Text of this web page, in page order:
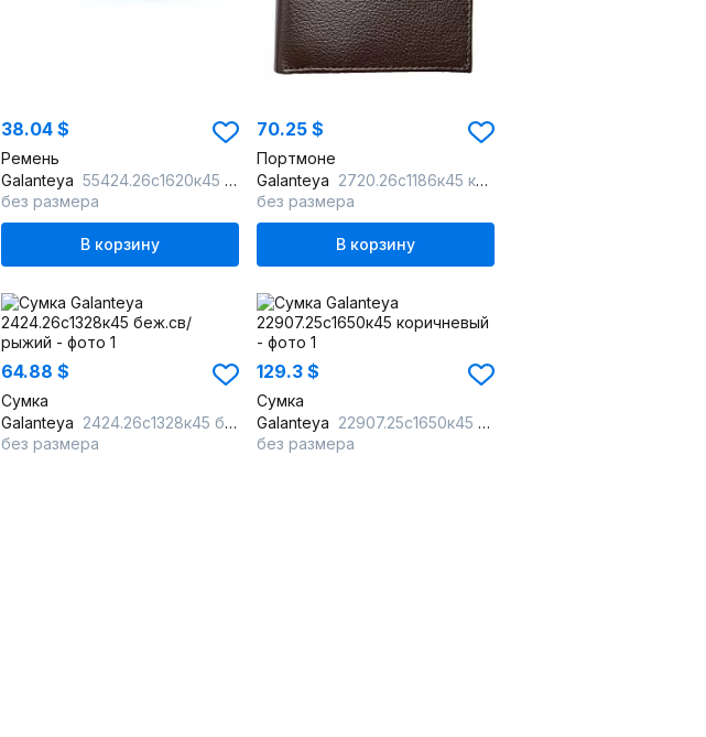
38.04 $
Ремень
Galanteya 55424.26с1620к45 2р серкор/кофейн
без размера
В корзину
70.25 $
Портмоне
Galanteya 2720.26с1186к45 коричневый
без размера
В корзину
64.88 $
Сумка
Galanteya 2424.26с1328к45 беж.св/рыжий
без размера
129.3 $
Сумка
Galanteya 22907.25с1650к45 коричневый
без размера